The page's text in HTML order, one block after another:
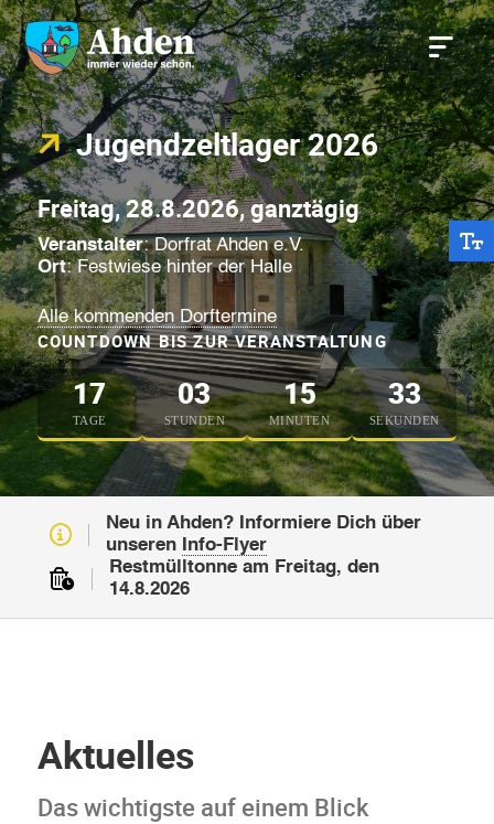
Jugendzeltlager 2026
Freitag, 28.8.2026, ganztägig
Veranstalter: Dorfrat Ahden e.V.
Ort: Festwiese hinter der Halle
Alle kommenden Dorftermine
COUNTDOWN BIS ZUR VERANSTALTUNG
17
TAGE
03
STUNDEN
15
MINUTEN
32
SEKUNDEN
Neu in Ahden? Informiere Dich über
unseren
Info-Flyer
Restmülltonne am Freitag, den
14.8.2026
Aktuelles
Das wichtigste auf einem Blick